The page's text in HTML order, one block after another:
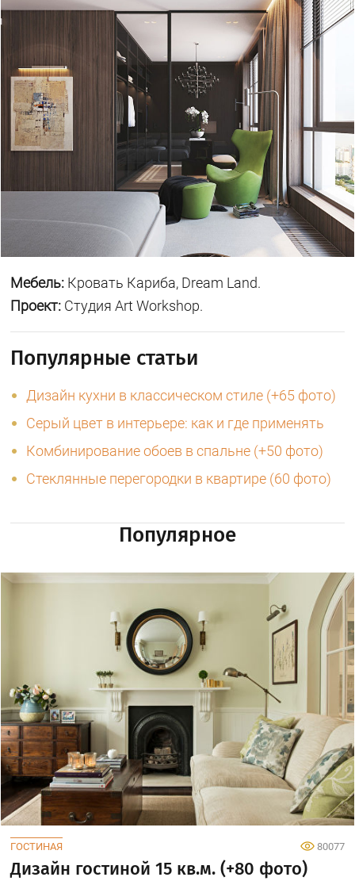
Мебель: Кровать Кариба, Dream Land.
Проект: Студия Art Workshop.
Популярные статьи
Дизайн кухни в классическом стиле (+65 фото)
Серый цвет в интерьере: как и где применять
Комбинирование обоев в спальне (+50 фото)
Стеклянные перегородки в квартире (60 фото)
Популярное
ГОСТИНАЯ 80077
Дизайн гостиной 15 кв.м. (+80 фото)